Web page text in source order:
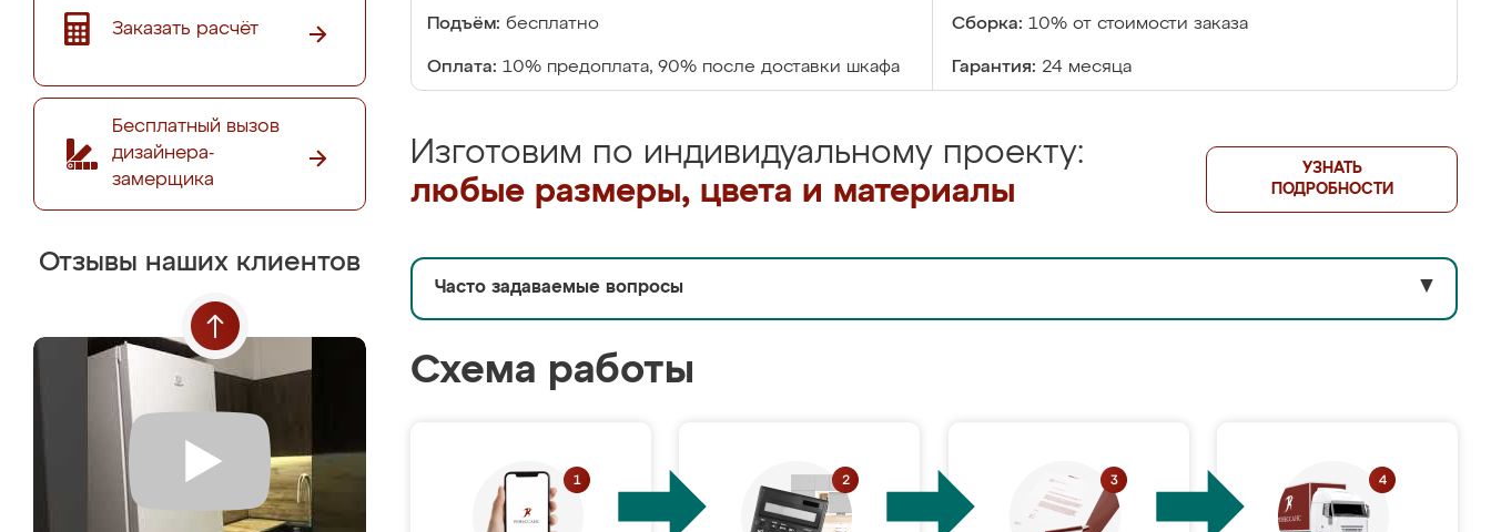
Заказать расчёт
Бесплатный вызов
дизайнера-
замерщика
Отзывы наших клиентов
Подъём: бесплатно Сборка: 10% от стоимости заказа
Оплата: 10% предоплата, 90% после доставки шкафа Гарантия: 24 месяца
Изготовим по индивидуальному проекту:
любые размеры, цвета и материалы
УЗНАТЬ
ПОДРОБНОСТИ
Часто задаваемые вопросы ▼
Схема работы